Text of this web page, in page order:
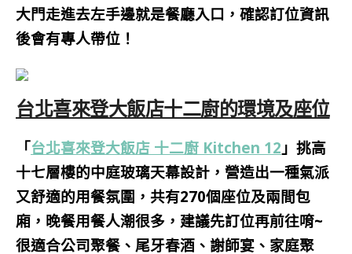
大門走進去左手邊就是餐廳入口，確認訂位資訊
後會有專人帶位！
台北喜來登大飯店十二廚的環境及座位
「台北喜來登大飯店 十二廚 Kitchen 12 」挑高
十七層樓的中庭玻璃天幕設計，營造出一種氣派
又舒適的用餐氛圍，共有270個座位及兩間包
廂，晚餐用餐人潮很多，建議先訂位再前往唷~
很適合公司聚餐、尾牙春酒、謝師宴、家庭聚